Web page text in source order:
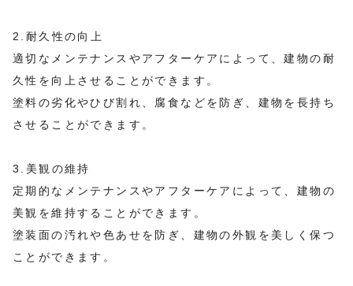
2.耐久性の向上
適切なメンテナンスやアフターケアによって、建物の耐
久性を向上させることができます。
塗料の劣化やひび割れ、腐食などを防ぎ、建物を長持ち
させることができます。
3.美観の維持
定期的なメンテナンスやアフターケアによって、建物の
美観を維持することができます。
塗装面の汚れや色あせを防ぎ、建物の外観を美しく保つ
ことができます。